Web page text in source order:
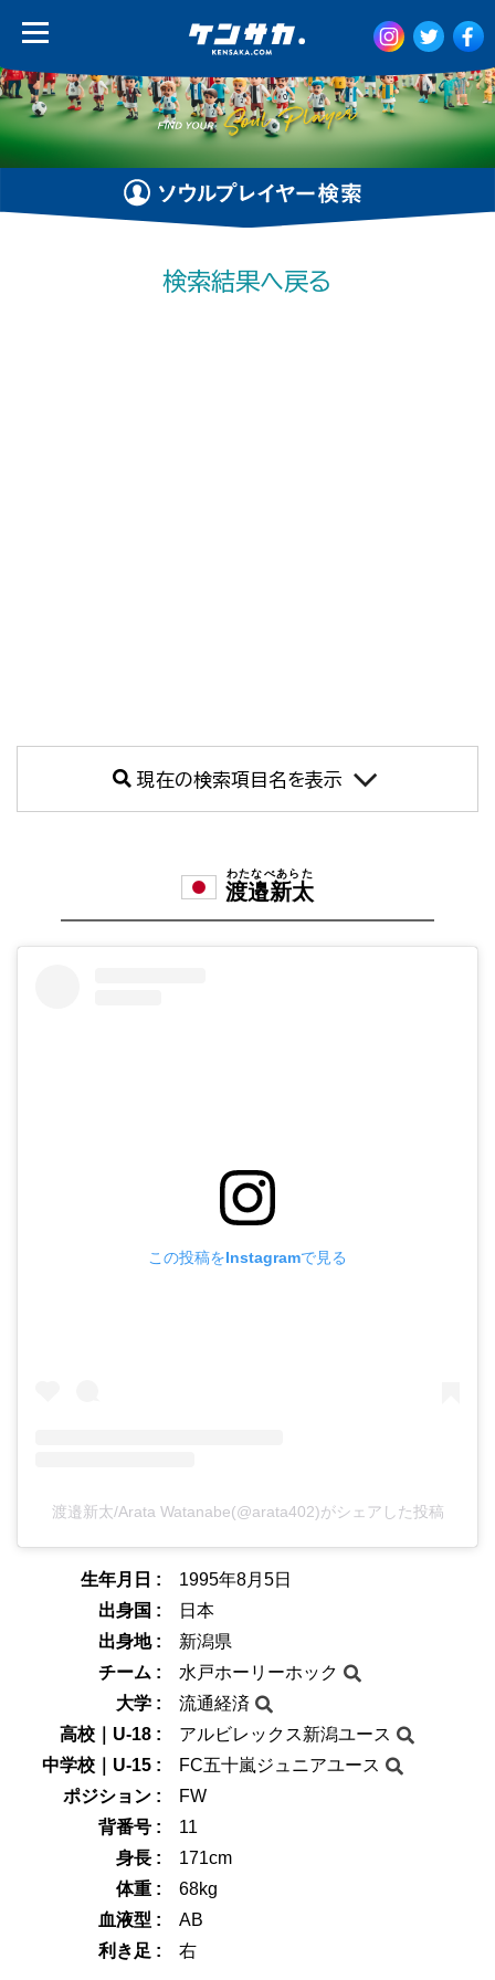
検索結果へ戻る
現在の検索項目名を表示
渡邉新太
わたなべあらた
この投稿をInstagramで見る
渡邉新太/Arata Watanabe(@arata402)がシェアした投稿
生年月日 :
1995年8月5日
出身国 :
日本
出身地 :
新潟県
チーム :
水戸ホーリーホック
大学 :
流通経済
高校｜U-18 :
アルビレックス新潟ユース
中学校｜U-15 :
FC五十嵐ジュニアユース
ポジション :
FW
背番号 :
11
身長 :
171cm
体重 :
68kg
血液型 :
AB
利き足 :
右